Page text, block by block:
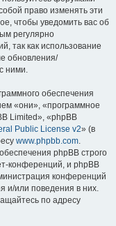
право изменять эти
чтобы уведомить вас об
регулярно
так как использование
обновления/
ними.
обеспечения
«они», «программное
Limited», «phpBB
Public License v2» (в
www.phpbb.com.
phpBB строго
конференций, и phpBB
конференций
и/или поведения в них.
по адресу